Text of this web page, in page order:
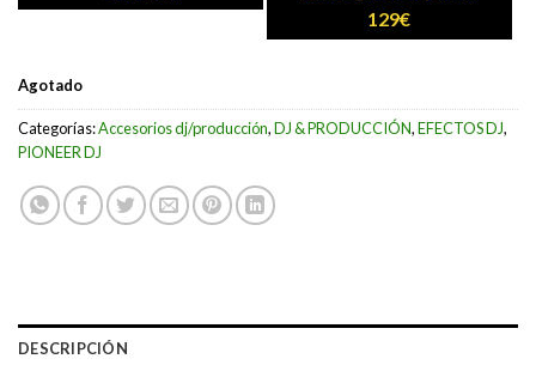
129€
Agotado
Categorías:Accesorios dj/producción,DJ & PRODUCCIÓN,EFECTOS DJ,
PIONEER DJ
DESCRIPCIÓN